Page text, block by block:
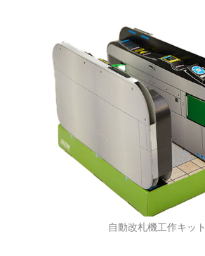
自動改札機工作キット